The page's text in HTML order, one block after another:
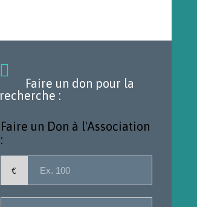

Faire un don pour la
recherche :
Faire un Don à l'Association
:
€